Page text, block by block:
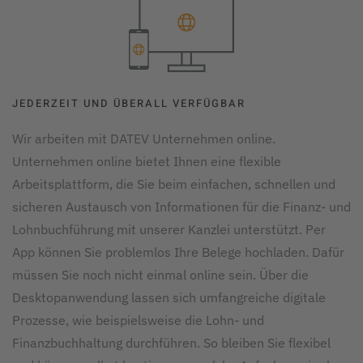
JEDERZEIT UND ÜBERALL VERFÜGBAR
Wir arbeiten mit DATEV Unternehmen online.
Unternehmen online bietet Ihnen eine flexible
Arbeitsplattform, die Sie beim einfachen, schnellen und
sicheren Austausch von Informa­tionen für die Finanz- und
Lohnbuch­führung mit unserer Kanzlei unter­stützt. Per
App können Sie problemlos Ihre Belege hochladen. Dafür
müssen Sie noch nicht einmal online sein. Über die
Desktopanwendung lassen sich umfangreiche digitale
Prozesse, wie beispielsweise die Lohn- und
Finanzbuchhaltung durchführen. So bleiben Sie flexibel